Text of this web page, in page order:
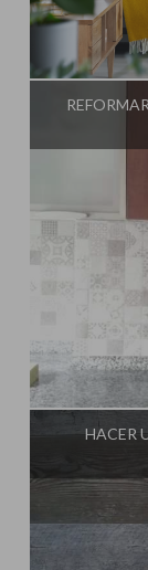
HACER